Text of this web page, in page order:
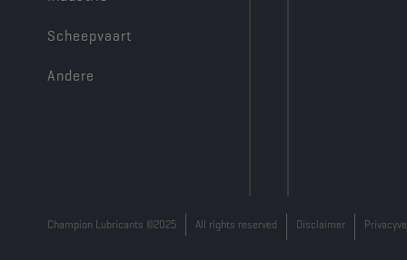
Scheepvaart
Andere
Champion Lubricants ©2025 All rights reserved Disclaimer